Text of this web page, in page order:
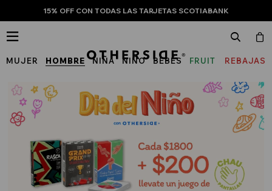
15% OFF CON TODAS LAS TARJETAS SCOTIABANK
MUJER HOMBRE NIÑA NIÑO BEBÉS
FRUIT
THE
LOOM
REBAJAS
